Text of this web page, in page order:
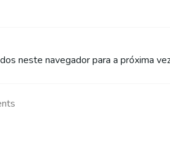
neste navegador para a próxima